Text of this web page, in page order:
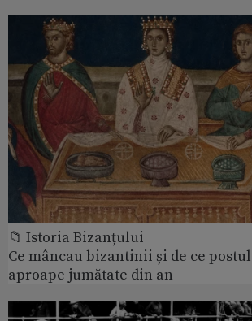
📁 Istoria Bizanțului
Ce mâncau bizantinii și de ce
aproape jumătate din an